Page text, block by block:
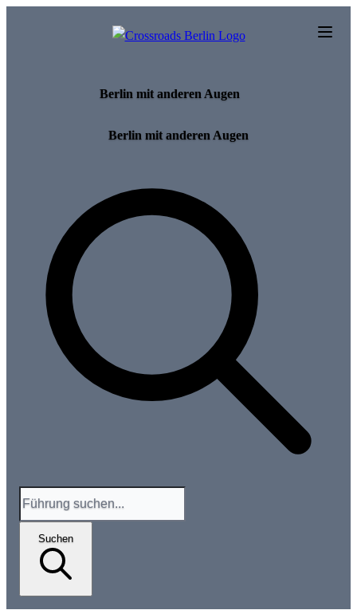
Berlin mit anderen Augen
Berlin mit anderen Augen
Suchen